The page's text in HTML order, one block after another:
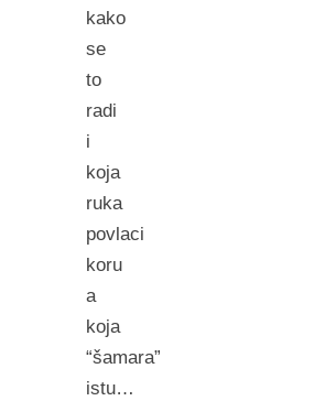
kako
se
to
radi
i
koja
ruka
povlaci
koru
a
koja
“šamara”
istu…